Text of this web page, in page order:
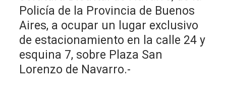
Policía de la Provincia de Buenos
Aires, a ocupar un lugar exclusivo
de estacionamiento en la calle 24 y
esquina 7, sobre Plaza San
Lorenzo de Navarro.-